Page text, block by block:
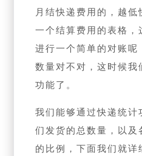
月结快递费用的，越
一个结算费用的表格，
进行一个简单的对账呢
数量对不对，这时候我
功能了。
我们能够通过快递统计
们发货的总数量，以及
的比例，下面我们就